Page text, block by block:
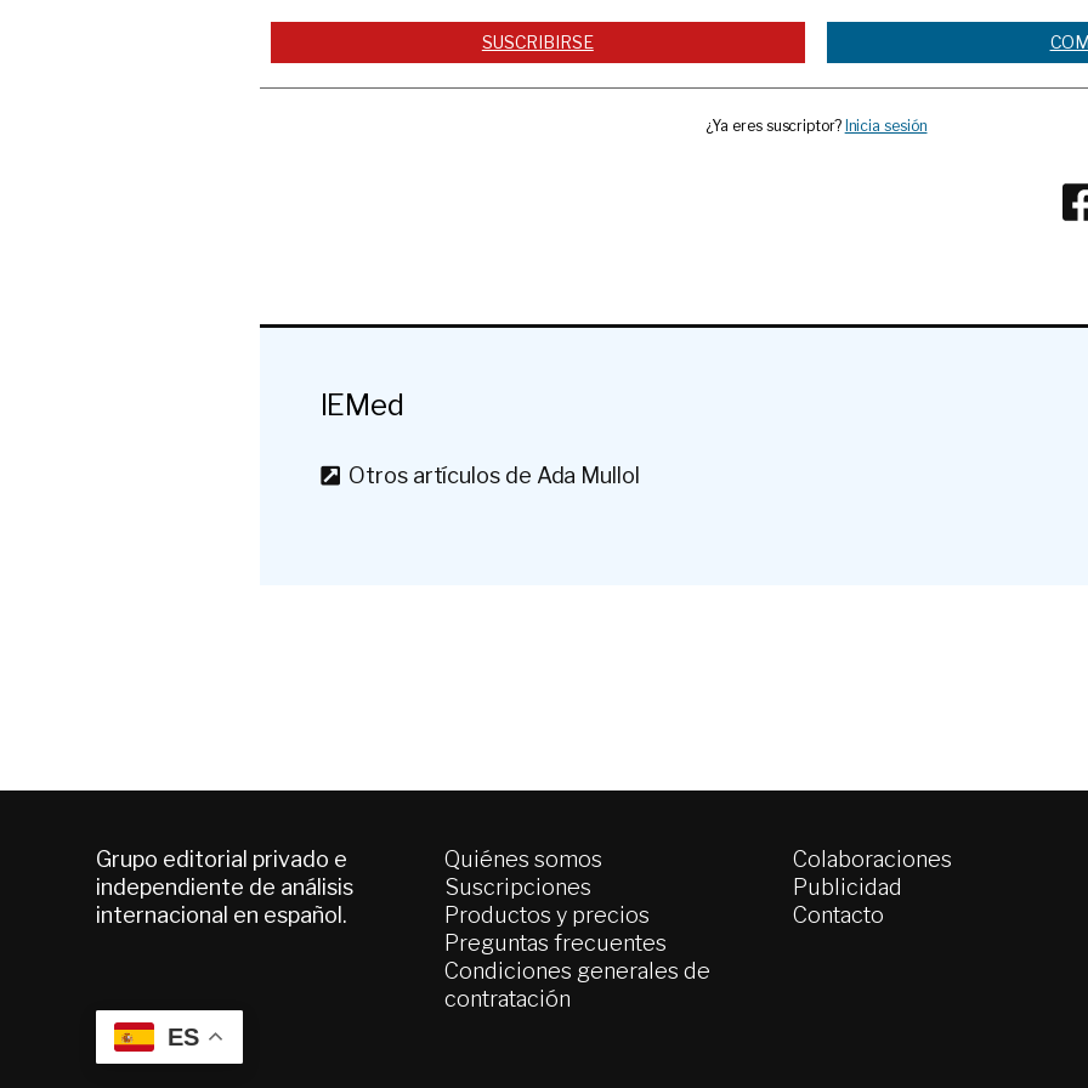
SUSCRIBIRSE
¿Ya eres suscriptor? Inicia sesión
IEMed
Otros artículos de Ada Mullol
Grupo editorial privado e
independiente de análisis
internacional en español.
ES
Quiénes somos
Suscripciones
Productos y precios
Preguntas frecuentes
Condiciones generales de
contratación
Colaboraciones
Publicidad
Contacto